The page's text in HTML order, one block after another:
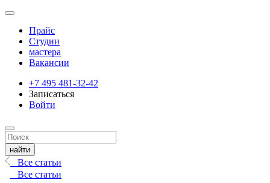
Прайс
Студии
мастера
Вакансии
+7 495 481-32-42
Записаться
Войти
Все статьи
Все статьи